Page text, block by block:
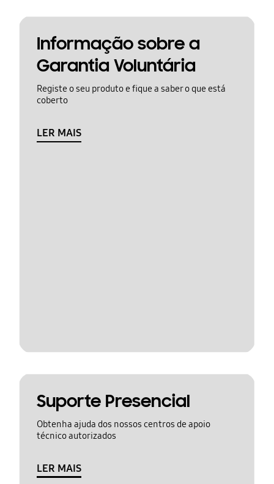
Informação sobre a
Garantia Voluntária
Registe o seu produto e fique a saber o que está
coberto
LER MAIS
Suporte Presencial
Obtenha ajuda dos nossos centros de apoio
técnico autorizados
LER MAIS